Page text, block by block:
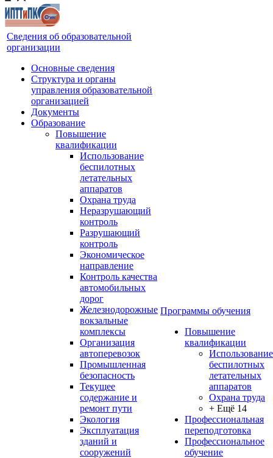
Сведения об образовательной
организации
Основные сведения
Структура и органы
управления образовательной
организацией
Документы
Образование
Повышение
квалификации
Использование
беспилотных
летательных
аппаратов
Охрана труда
Неразрушающий
контроль
Разрушающий
контроль
Экономическое
направление
Контроль качества
автомобильных
дорог
Железнодорожные
вокзальные
комплексы
Организация
автоперевозок
Промышленная
безопасность
Текущее
содержание и
ремонт пути
Экология
Эксплуатация
зданий и
сооружений
Программы обучения
Повышение
квалификации
Использование
беспилотных
летательных
аппаратов
Охрана труда
+ Ещё 14
Профессиональная
переподготовка
Профессиональное
обучение